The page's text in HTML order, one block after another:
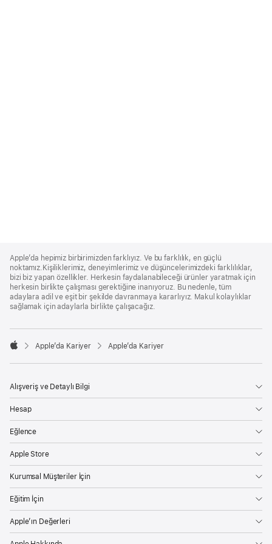
Footer
Apple’da hepimiz birbirimizden farklıyız. Ve bu farklılık, en güçlü
noktamız.Kişiliklerimiz, deneyimlerimiz ve düşüncelerimizdeki farklılıklar,
bizi biz yapan özellikler. Herkesin faydalanabileceği ürünler yaratmak için
herkesin birlikte çalışması gerektiğine inanıyoruz. Bu nedenle, tüm
adaylara adil ve eşit bir şekilde davranmaya kararlıyız. Makul kolaylıklar
sağlamak için adaylarla birlikte çalışacağız.

Apple’da Kariyer Apple’da Kariyer
Alışveriş ve Detaylı Bilgi
Hesap
Eğlence
Apple Store
Kurumsal Müşteriler İçin
Eğitim İçin
Apple’ın Değerleri